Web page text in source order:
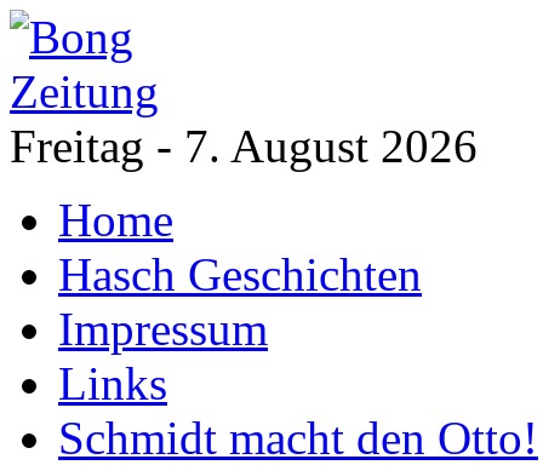
Freitag - 7. August 2026
Home
Hasch Geschichten
Impressum
Links
Schmidt macht den Otto!